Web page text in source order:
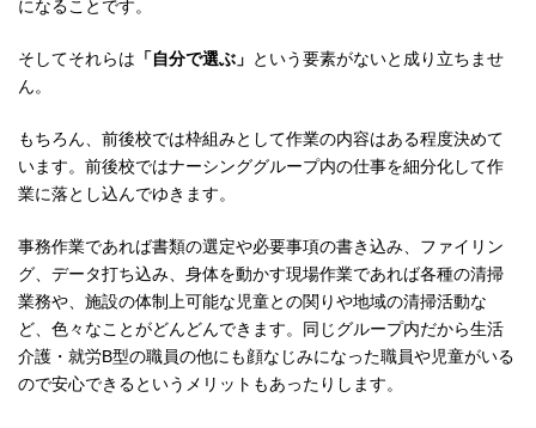
になることです。
そしてそれらは 「自分で選ぶ」 という要素がないと成り立ちませ
ん。
もちろん、前後校では枠組みとして作業の内容はある程度決めて
います。前後校ではナーシンググループ内の仕事を細分化して作
業に落とし込んでゆきます。
事務作業であれば書類の選定や必要事項の書き込み、ファイリン
グ、データ打ち込み、身体を動かす現場作業であれば各種の清掃
業務や、施設の体制上可能な児童との関りや地域の清掃活動な
ど、色々なことがどんどんできます。同じグループ内だから生活
介護・就労B型の職員の他にも顔なじみになった職員や児童がいる
ので安心できるというメリットもあったりします。